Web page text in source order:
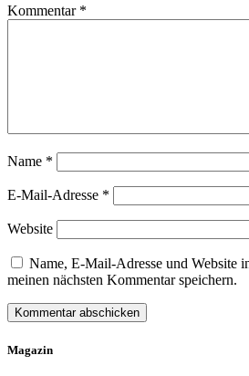
Kommentar *
Name *
E-Mail-Adresse *
Website
Name, E-Mail-Adresse und Website
meinen nächsten Kommentar speichern.
Magazin